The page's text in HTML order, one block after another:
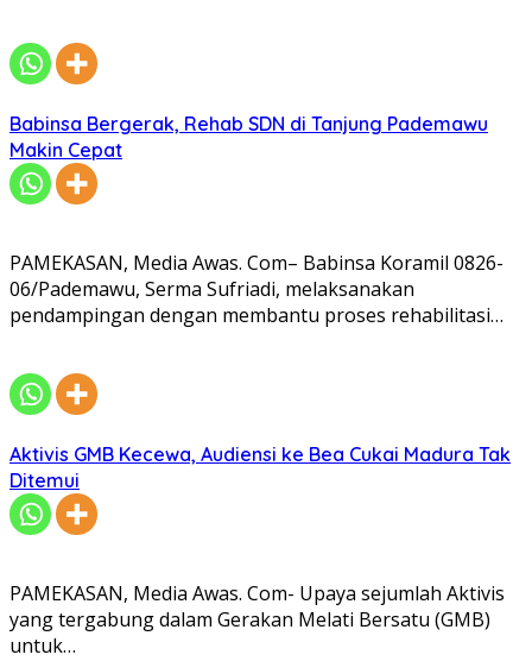
Babinsa Bergerak, Rehab SDN di Tanjung Pademawu
Makin Cepat
PAMEKASAN, Media Awas. Com– Babinsa Koramil 0826-
06/Pademawu, Serma Sufriadi, melaksanakan
pendampingan dengan membantu proses rehabilitasi…
Aktivis GMB Kecewa, Audiensi ke Bea Cukai Madura Tak
Ditemui
PAMEKASAN, Media Awas. Com- Upaya sejumlah Aktivis
yang tergabung dalam Gerakan Melati Bersatu (GMB)
untuk…